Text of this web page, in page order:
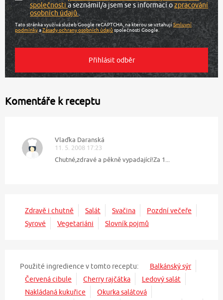
společnostia seznámil/a jsem se s informací ozpracování
osobních údajů.
Tato stránka využívá služeb Google reCAPTCHA, na kterou se vztahujíSmluvní
podmínkyaZásady ochrany osobních údajů společnosti Google.
Komentáře k receptu
Vlaďka Daranská
11. 5. 2008 17:23
Chutné,zdravé a pěkně vypadající!Za 1...
Zdravě i chutně Salát Svačina
Pozdní večeře
Syrové
Vegetariáni Slovník pojmů
Použité ingredience v tomto receptu:
Balkánský sýr
Červená cibule
Cherry rajčátka
Ledový salát
Nakládaná kukuřice
Okurka salátová